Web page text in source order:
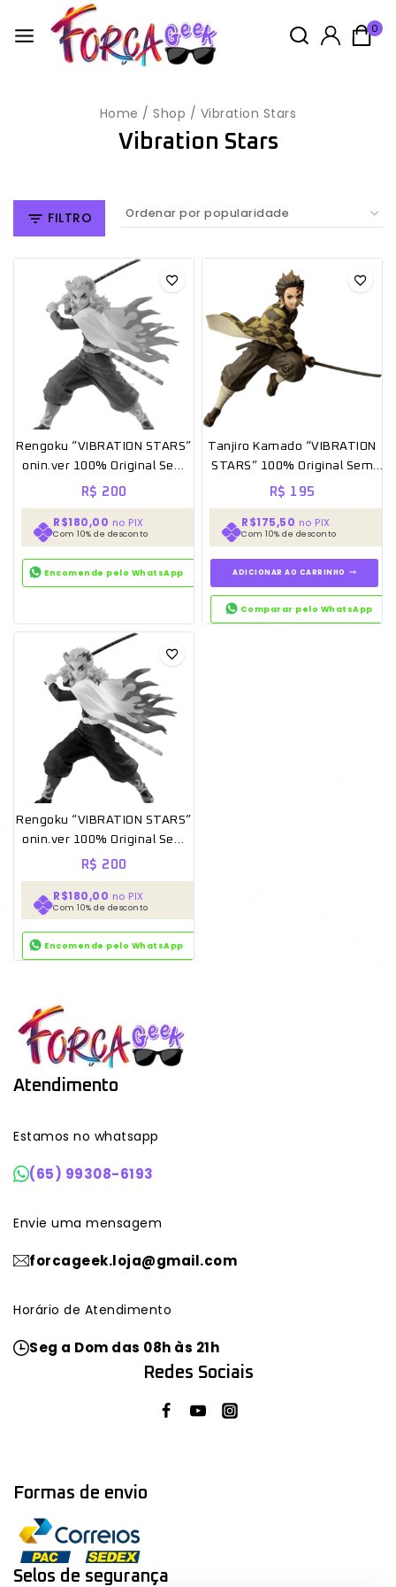
0
Home / Shop / Vibration Stars
Vibration Stars
FILTRO
Rengoku “VIBRATION STARS”
onin.ver 100% Original Sem
caixa [BANPRESTO]
R$ 200
R$180,00 no PIX
Com 10% de desconto
Encomende pelo WhatsApp
Tanjiro Kamado “VIBRATION
STARS” 100% Original Sem
caixa [BANPRESTO]
R$ 195
R$175,50 no PIX
Com 10% de desconto
ADICIONAR AO CARRINHO
Comparar pelo WhatsApp
Rengoku “VIBRATION STARS”
onin.ver 100% Original Sem
caixa [BANPRESTO]
R$ 200
R$180,00 no PIX
Com 10% de desconto
Encomende pelo WhatsApp
Atendimento
Estamos no whatsapp
(65) 99308-6193
Envie uma mensagem
forcageek.loja@gmail.com
Horário de Atendimento
Seg a Dom das 08h às 21h
Redes Sociais
Formas de envio
Selos de segurança